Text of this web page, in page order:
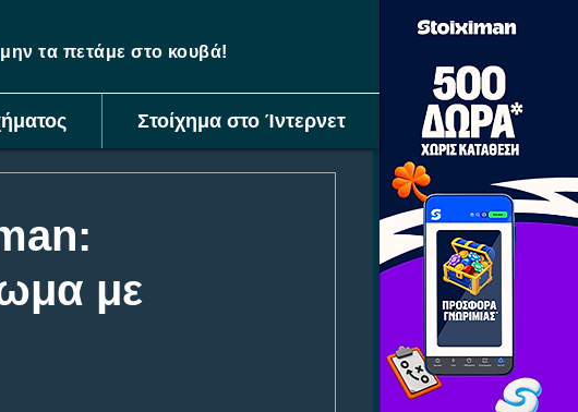
τα πετάμε στο κουβά!
Στοίχημα στο Ίντερνετ
με